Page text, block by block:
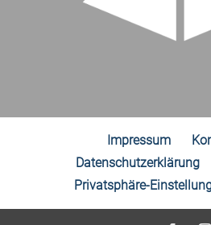
Impressum
Datenschutzerklärung
Privatsphäre-